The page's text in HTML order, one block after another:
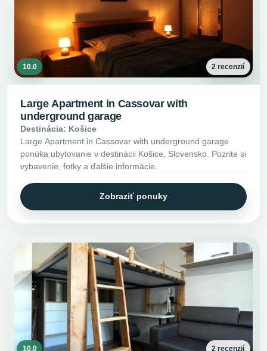
10.0 2 recenzií
Large Apartment in Cassovar with
underground garage
Destinácia: Košice
Large Apartment in Cassovar with underground garage
ponúka ubytovanie v destinácii Košice, Slovensko. Pozrite si
vybavenie, fotky a ďalšie informácie.
Zobraziť ponuky
10.0 2 recenzií